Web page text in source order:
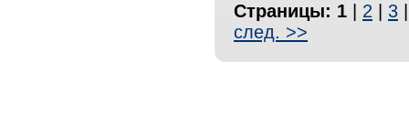
Страницы: 1 2 3
след. >>